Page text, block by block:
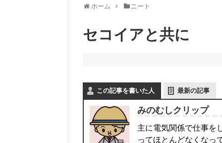
ホーム ニート
セコイアと共に
この記事を書いた人 最新の記事
みのむしクリップ
主に電気関係で仕事を
ってほとんどなくなっ